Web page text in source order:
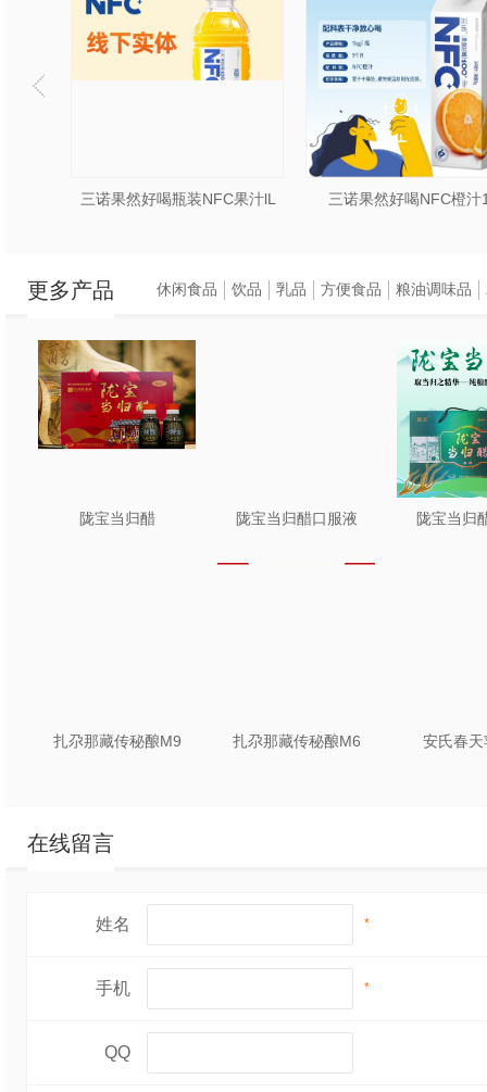
三诺果然好喝NFC橙汁1L 三诺果然好喝NFC芒果
更多产品
陇宝当归醋 陇宝当归醋口服液 陇宝当归
扎尕那藏传秘酿M9 扎尕那藏传秘酿M6 安氏春天
休闲食品 饮品 乳品 方便食品 粮油调味品
在线留言
姓名 *
手机 *
QQ